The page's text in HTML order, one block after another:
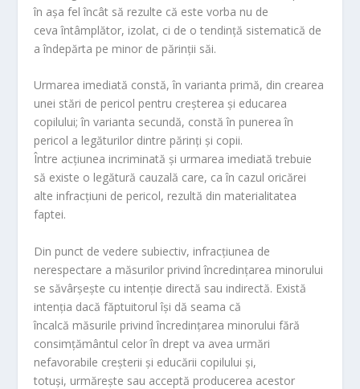
în aşa fel încât să rezulte că este vorba nu de
ceva întâmplător, izolat, ci de o tendinţă sistematică de
a îndepărta pe minor de părinţii săi.
Urmarea imediată constă, în varianta primă, din crearea
unei stări de pericol pentru creşterea şi educarea
copilului; în varianta secundă, constă în punerea în
pericol a legăturilor dintre părinţi şi copii.
Între acţiunea incriminată şi urmarea imediată trebuie
să existe o legătură cauzală care, ca în cazul oricărei
alte infracţiuni de pericol, rezultă din materialitatea
faptei.
Din punct de vedere subiectiv, infracţiunea de
nerespectare a măsurilor privind încredinţarea minorului
se săvârşeşte cu intenţie directă sau indirectă. Există
intenţia dacă făptuitorul îşi dă seama că
încalcă măsurile privind încredinţarea minorului fără
consimţământul celor în drept va avea urmări
nefavorabile creşterii şi educării copilului şi,
totuşi, urmăreşte sau acceptă producerea acestor